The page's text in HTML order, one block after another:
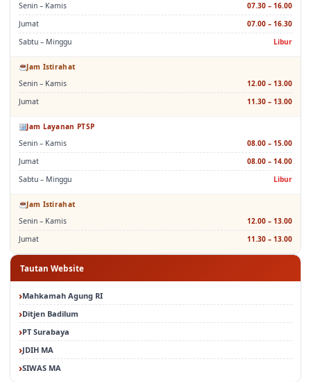
Senin – Kamis
07.30 – 16.00
Jumat
07.00 – 16.30
Sabtu – Minggu
Libur
Jam Istirahat
Senin – Kamis
12.00 – 13.00
Jumat
11.30 – 13.00
Jam Layanan PTSP
Senin – Kamis
08.00 – 15.00
Jumat
08.00 – 14.00
Sabtu – Minggu
Libur
Jam Istirahat
Senin – Kamis
12.00 – 13.00
Jumat
11.30 – 13.00
Tautan Website
Mahkamah Agung RI
Ditjen Badilum
PT Surabaya
JDIH MA
SIWAS MA